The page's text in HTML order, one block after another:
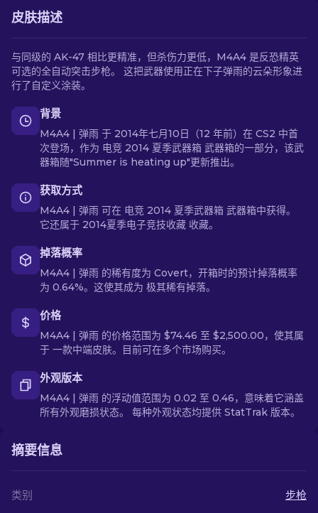
皮肤描述
与同级的 AK-47 相比更精准，但杀伤力更低，M4A4 是反恐精英
可选的全自动突击步枪。 这把武器使用正在下子弹雨的云朵形象进
行了自定义涂装。
背景
M4A4 | 弹雨 于 2014年七月10日（12 年前）在 CS2 中首
次登场，作为 电竞 2014 夏季武器箱 武器箱的一部分，该武
器箱随"Summer is heating up"更新推出。
获取方式
M4A4 | 弹雨 可在 电竞 2014 夏季武器箱 武器箱中获得。
它还属于 2014夏季电子竞技收藏 收藏。
掉落概率
M4A4 | 弹雨 的稀有度为 Covert，开箱时的预计掉落概率
为 0.64%。这使其成为 极其稀有掉落。
价格
M4A4 | 弹雨 的价格范围为 $74.46 至 $2,500.00，使其属
于 一款中端皮肤。目前可在多个市场购买。
外观版本
M4A4 | 弹雨 的浮动值范围为 0.02 至 0.46，意味着它涵盖
所有外观磨损状态。 每种外观状态均提供 StatTrak 版本。
摘要信息
类别
步枪